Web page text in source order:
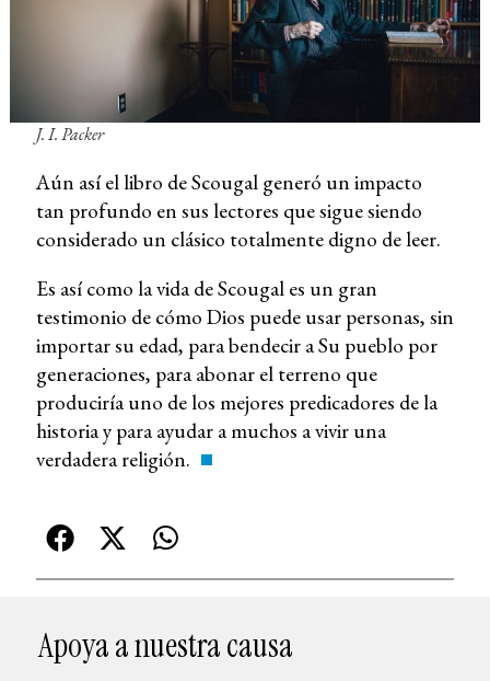
J. I. Packer
Aún así el libro de Scougal generó un impacto
tan profundo en sus lectores que sigue siendo
considerado un clásico totalmente digno de leer.
Es así como la vida de Scougal es un gran
testimonio de cómo Dios puede usar personas, sin
importar su edad, para bendecir a Su pueblo por
generaciones, para abonar el terreno que
produciría uno de los mejores predicadores de la
historia y para ayudar a muchos a vivir una
verdadera religión.
Apoya a nuestra causa